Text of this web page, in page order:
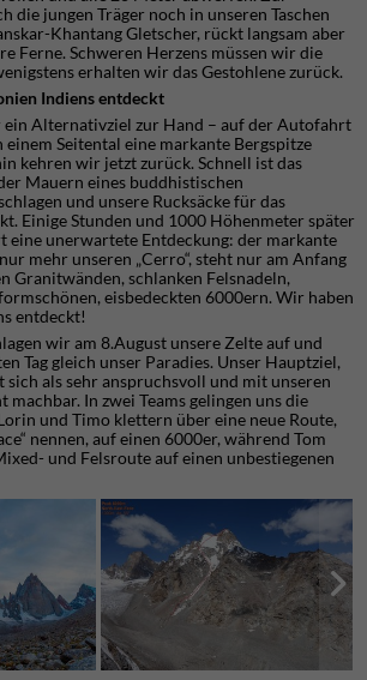
die jungen Träger noch in unseren Taschen
Khantang Gletscher, rückt langsam aber
Ferne. Schweren Herzens müssen wir die
erhalten wir das Gestohlene zurück.
Indiens entdeckt
ein Alternativziel zur Hand – auf der Autofahrt
einem Seitental eine markante Bergspitze
kehren wir jetzt zurück. Schnell ist das
Mauern eines buddhistischen
und unsere Rucksäcke für das
Einige Stunden und 1000 Höhenmeter später
eine unerwartete Entdeckung: der markante
mehr unseren „Cerro“, steht nur am Anfang
Granitwänden, schlanken Felsnadeln,
eisbedeckten 6000ern. Wir haben
entdeckt!
wir am 8.August unsere Zelte auf und
Tag gleich unser Paradies. Unser Hauptziel,
als sehr anspruchsvoll und mit unseren
In zwei Teams gelingen uns die
und Timo klettern über eine neue Route,
nennen, auf einen 6000er, während Tom
und Felsroute auf einen unbestiegenen